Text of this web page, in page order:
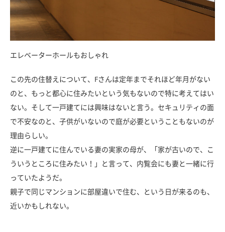
エレベーターホールもおしゃれ
この先の住替えについて、Fさんは定年までそれほど年月がない
のと、もっと都心に住みたいという気もないので特に考えてはい
ない。そして一戸建てには興味はないと言う。セキュリティの面
で不安なのと、子供がいないので庭が必要ということもないのが
理由らしい。
逆に一戸建てに住んでいる妻の実家の母が、「家が古いので、こ
ういうところに住みたい！」と言って、内覧会にも妻と一緒に行
っていたようだ。
親子で同じマンションに部屋違いで住む、という日が来るのも、
近いかもしれない。